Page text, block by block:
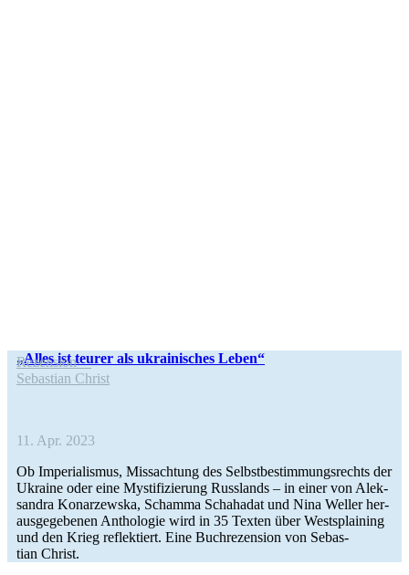
„Alles ist teurer als ukrai­ni­sches Leben“
Rezen­sion
Sebas­tian Christ
11. Apr. 2023
Ob Impe­ria­lis­mus, Miss­ach­tung des Selbst­be­stim­mungs­rechts der
Ukraine oder eine Mys­ti­fi­zie­rung Russ­lands – in einer von Alek­
san­dra Konar­zewska, Schamma Schaha­dat und Nina Weller her­
aus­ge­ge­be­nen Antho­lo­gie wird in 35 Texten über West­s­plai­ning
und den Krieg reflek­tiert. Eine Buch­re­zen­sion von Sebas­
tian Christ.